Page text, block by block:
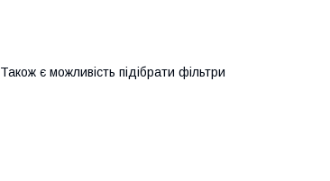
є можливість підібрати фільтри